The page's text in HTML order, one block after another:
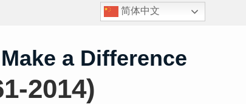
雅军：就《国务院关于出境入境管理的规定》第二条
简体中文
a Difference
2014)